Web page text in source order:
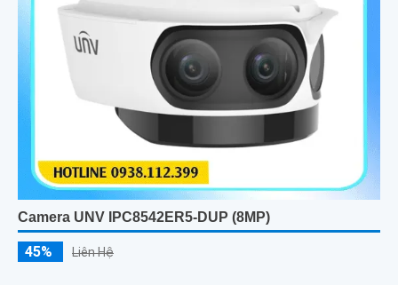
Camera UNV IPC8542ER5-DUP (8MP)
45% Liên Hệ